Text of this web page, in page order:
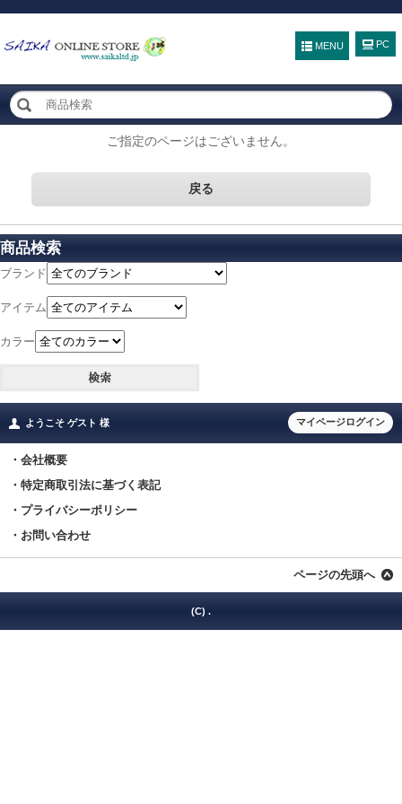
MENU
ご指定のページはございません。
戻る
商品検索
ブランド
アイテム
カラー
ようこそ ゲスト 様 マイページログイン
・会社概要
・特定商取引法に基づく表記
・プライバシーポリシー
・お問い合わせ
ページの先頭へ
(C) .